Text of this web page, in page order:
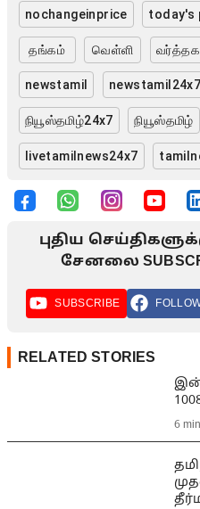
nochangeinprice today's
தங்கம் வெள்ளி வர்த்தக
newstamil
நியூஸ்தமிழ்24x7 நியூஸ்தமிழ்
livetamilnews24x7
புதிய
சேனலை
SUBSCRIBE
RELATED STORIES
6